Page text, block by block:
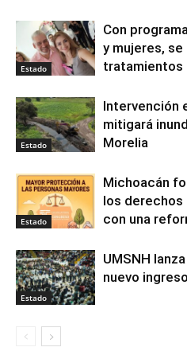
Estado
Con
y mujeres,
tratamientos
Estado
Intervención
mitigará
Morelia
Estado
Michoacán
los derechos
con una
Estado
UMSNH
nuevo